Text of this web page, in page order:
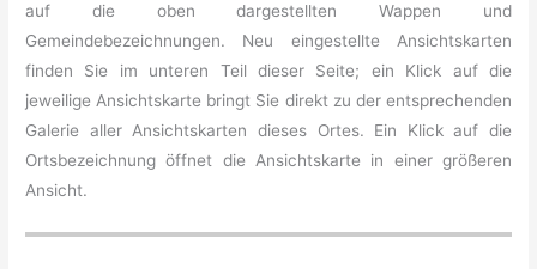
auf die oben dargestellten Wappen und
Gemeindebezeichnungen. Neu eingestellte Ansichtskarten
finden Sie im unteren Teil dieser Seite; ein Klick auf die
jeweilige Ansichtskarte bringt Sie direkt zu der entsprechenden
Galerie aller Ansichtskarten dieses Ortes. Ein Klick auf die
Ortsbezeichnung öffnet die Ansichtskarte in einer größeren
Ansicht.